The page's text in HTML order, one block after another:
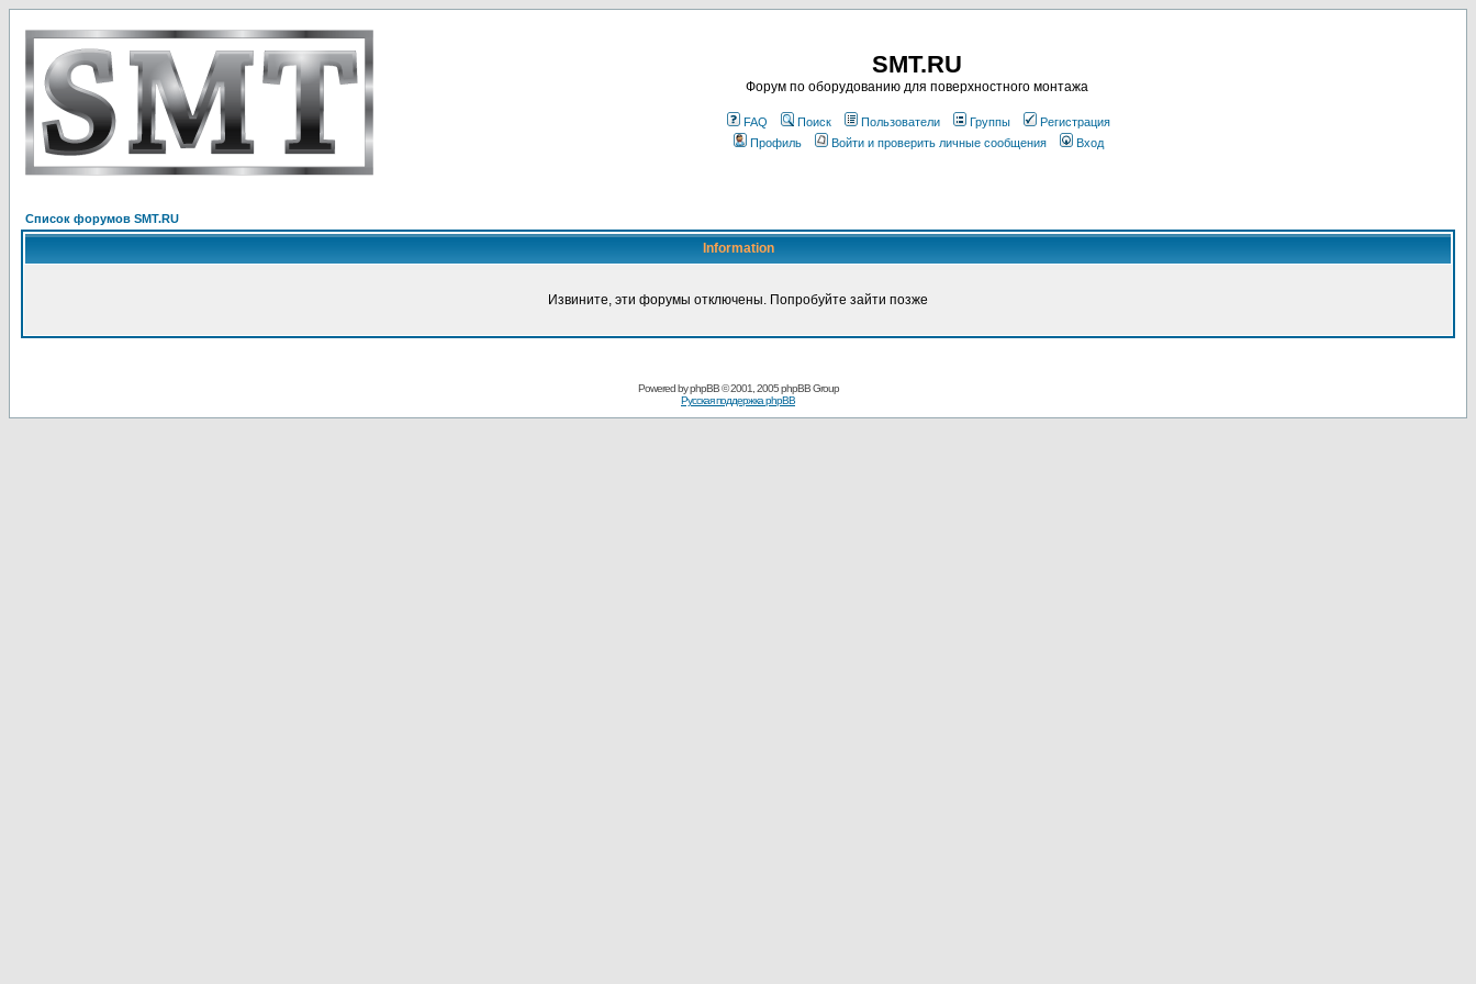
SMT.RU
Форум по оборудованию для поверхностного монтажа
FAQ Поиск Пользователи Группы
Регистрация
Профиль
Войти и проверить личные сообщения Вход
Список форумов SMT.RU
Information
Извините, эти форумы отключены. Попробуйте зайти позже
Powered byphpBB© 2001, 2005 phpBB Group
Русская поддержка phpBB